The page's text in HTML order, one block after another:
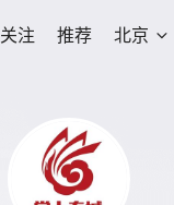
关注 推荐 北京